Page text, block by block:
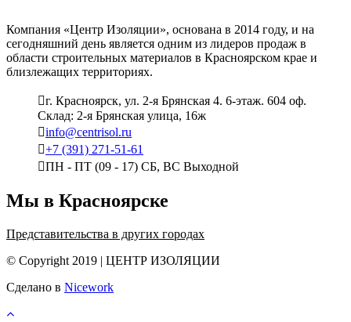
Компания «Центр Изоляции», основана в 2014 году, и на
сегодняшний день является одним из лидеров продаж в
области строительных материалов в Красноярском крае и
близлежащих территориях.
г. Красноярск, ул. 2-я Брянская 4. 6-этаж. 604 оф.
Склад: 2-я Брянская улица, 16ж
info@centrisol.ru
+7 (391) 271-51-61
ПН - ПТ (09 - 17) СБ, ВС Выходной
Мы в Красноярске
Представительства в других городах
© Copyright 2019 | ЦЕНТР ИЗОЛЯЦИИ
Сделано в Nicework